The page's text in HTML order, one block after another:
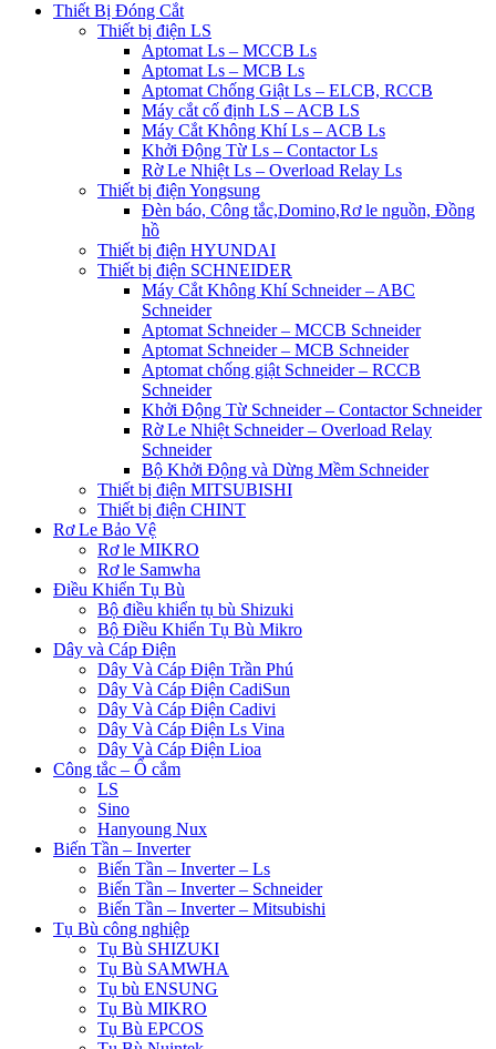
Thiết Bị Đóng Cắt
Thiết bị điện LS
Aptomat Ls – MCCB Ls
Aptomat Ls – MCB Ls
Aptomat Chống Giật Ls – ELCB, RCCB
Máy cắt cố định LS – ACB LS
Máy Cắt Không Khí Ls – ACB Ls
Khởi Động Từ Ls – Contactor Ls
Rờ Le Nhiệt Ls – Overload Relay Ls
Thiết bị điện Yongsung
Đèn báo, Công tắc,Domino,Rơ le nguồn, Đồng
hồ
Thiết bị điện HYUNDAI
Thiết bị điện SCHNEIDER
Máy Cắt Không Khí Schneider – ABC
Schneider
Aptomat Schneider – MCCB Schneider
Aptomat Schneider – MCB Schneider
Aptomat chống giật Schneider – RCCB
Schneider
Khởi Động Từ Schneider – Contactor Schneider
Rờ Le Nhiệt Schneider – Overload Relay
Schneider
Bộ Khởi Động và Dừng Mềm Schneider
Thiết bị điện MITSUBISHI
Thiết bị điện CHINT
Rơ Le Bảo Vệ
Rơ le MIKRO
Rơ le Samwha
Điều Khiển Tụ Bù
Bộ điều khiển tụ bù Shizuki
Bộ Điều Khiển Tụ Bù Mikro
Dây và Cáp Điện
Dây Và Cáp Điện Trần Phú
Dây Và Cáp Điện CadiSun
Dây Và Cáp Điện Cadivi
Dây Và Cáp Điện Ls Vina
Dây Và Cáp Điện Lioa
Công tắc – Ổ cắm
LS
Sino
Hanyoung Nux
Biến Tần – Inverter
Biến Tần – Inverter – Ls
Biến Tần – Inverter – Schneider
Biến Tần – Inverter – Mitsubishi
Tụ Bù công nghiệp
Tụ Bù SHIZUKI
Tụ Bù SAMWHA
Tụ bù ENSUNG
Tụ Bù MIKRO
Tụ Bù EPCOS